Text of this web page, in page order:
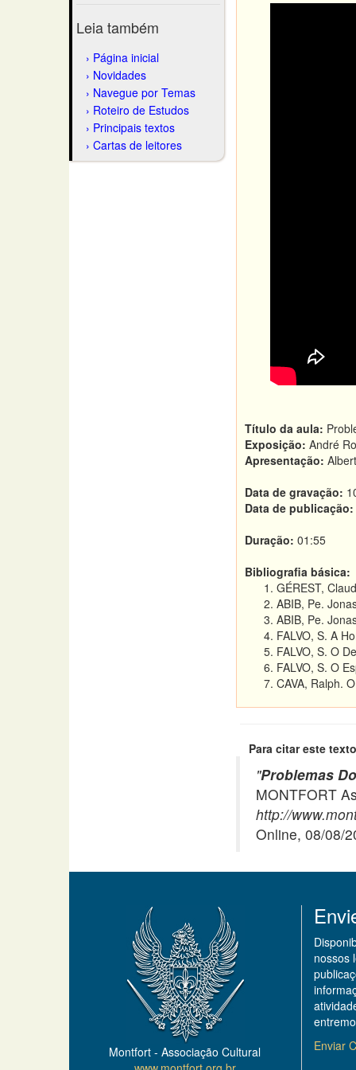
Leia também
Página inicial
Novidades
Navegue por Temas
Roteiro de Estudos
Principais textos
Cartas de leitores
Título da aula:
Exposição: André
Apresentação:
Data de gravação:
Data de publicação:
Duração: 01:55
Bibliografia básica:
GÉREST,
ABIB, Pe.
ABIB, Pe.
FALVO, S. A
FALVO, S. O
FALVO, S. O
CAVA, Ralph.
Para citar este
"Problemas
MONTFORT
http://
Online, 08/08/
Montfort - Associação Cultural
nossos
Enviar